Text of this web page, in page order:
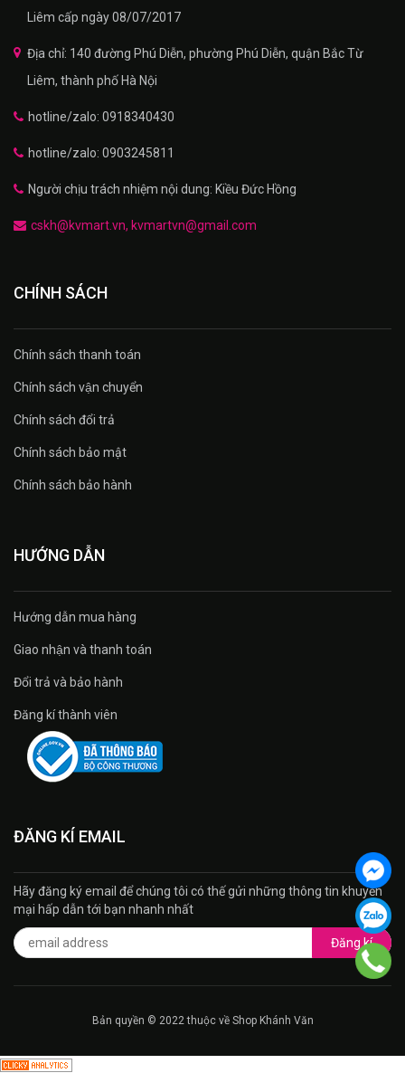
Liêm cấp ngày 08/07/2017
Địa chỉ: 140 đường Phú Diễn, phường Phú Diễn, quận Bắc Từ
Liêm, thành phố Hà Nội
hotline/zalo: 0918340430
hotline/zalo: 0903245811
Người chịu trách nhiệm nội dung: Kiều Đức Hồng
cskh@kvmart.vn, kvmartvn@gmail.com
CHÍNH SÁCH
Chính sách thanh toán
Chính sách vận chuyển
Chính sách đổi trả
Chính sách bảo mật
Chính sách bảo hành
HƯỚNG DẪN
Hướng dẫn mua hàng
Giao nhận và thanh toán
Đổi trả và bảo hành
Đăng kí thành viên
ĐĂNG KÍ EMAIL
Hãy đăng ký email để chúng tôi có thế gửi những thông tin khuyến
mại hấp dẫn tới bạn nhanh nhất
Đăng kí
Bản quyền © 2022 thuộc về Shop Khánh Văn